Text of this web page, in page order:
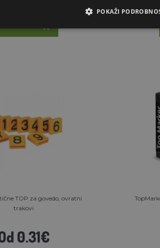
TOP za govedo, ovratni
trakovi
0.31€
POKAŽI